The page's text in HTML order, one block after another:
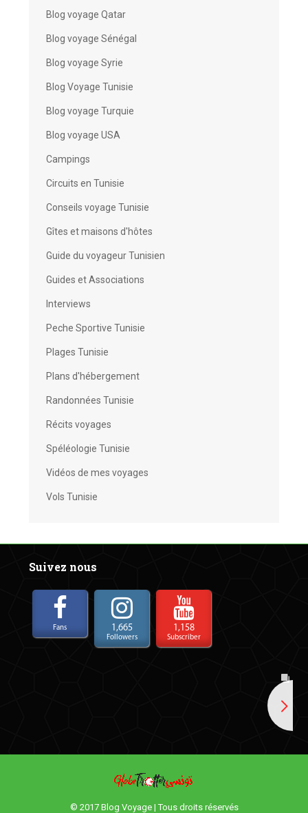
Blog voyage Qatar
Blog voyage Sénégal
Blog voyage Syrie
Blog Voyage Tunisie
Blog voyage Turquie
Blog voyage USA
Campings
Circuits en Tunisie
Conseils voyage Tunisie
Gîtes et maisons d'hôtes
Guide du voyageur Tunisien
Guides et Associations
Interviews
Peche Sportive Tunisie
Plages Tunisie
Plans d'hébergement
Randonnées Tunisie
Récits voyages
Spéléologie Tunisie
Vidéos de mes voyages
Vols Tunisie
Suivez nous
Fans 1,665
Followers
1,158
Subscriber
© 2017 Blog Voyage | Tous droits réservés